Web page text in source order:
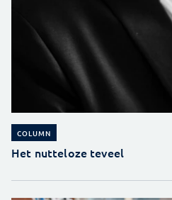
COLUMN
Het nutteloze teveel